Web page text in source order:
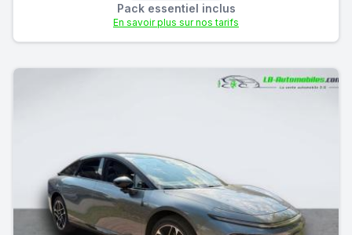
Pack essentiel inclus
En savoir plus sur nos tarifs